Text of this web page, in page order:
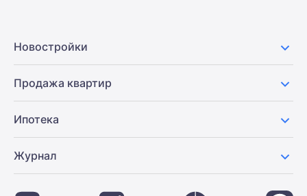
Новостройки
Продажа квартир
Ипотека
Журнал